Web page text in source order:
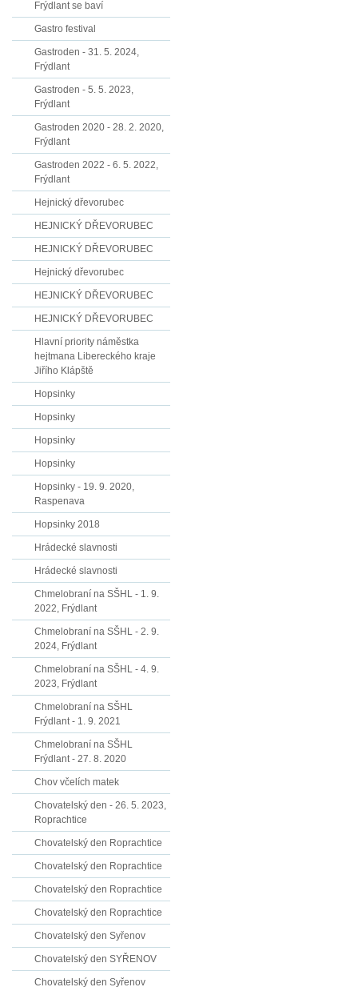
Frýdlant se baví
Gastro festival
Gastroden - 31. 5. 2024,
Frýdlant
Gastroden - 5. 5. 2023,
Frýdlant
Gastroden 2020 - 28. 2. 2020,
Frýdlant
Gastroden 2022 - 6. 5. 2022,
Frýdlant
Hejnický dřevorubec
HEJNICKÝ DŘEVORUBEC
HEJNICKÝ DŘEVORUBEC
Hejnický dřevorubec
HEJNICKÝ DŘEVORUBEC
HEJNICKÝ DŘEVORUBEC
Hlavní priority náměstka
hejtmana Libereckého kraje
Jiřího Klápště
Hopsinky
Hopsinky
Hopsinky
Hopsinky
Hopsinky - 19. 9. 2020,
Raspenava
Hopsinky 2018
Hrádecké slavnosti
Hrádecké slavnosti
Chmelobraní na SŠHL - 1. 9.
2022, Frýdlant
Chmelobraní na SŠHL - 2. 9.
2024, Frýdlant
Chmelobraní na SŠHL - 4. 9.
2023, Frýdlant
Chmelobraní na SŠHL
Frýdlant - 1. 9. 2021
Chmelobraní na SŠHL
Frýdlant - 27. 8. 2020
Chov včelích matek
Chovatelský den - 26. 5. 2023,
Roprachtice
Chovatelský den Roprachtice
Chovatelský den Roprachtice
Chovatelský den Roprachtice
Chovatelský den Roprachtice
Chovatelský den Syřenov
Chovatelský den SYŘENOV
Chovatelský den Syřenov